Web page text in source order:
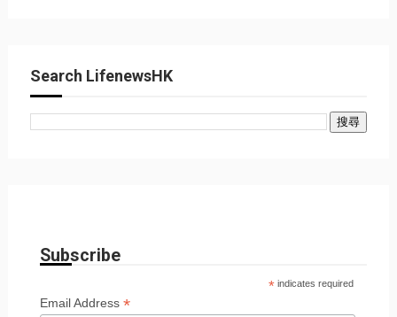
Search LifenewsHK
Subscribe
* indicates required
Email Address*